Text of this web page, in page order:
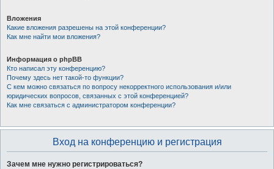
Вложения
Какие вложения разрешены на этой конференции?
Как мне найти мои вложения?
Информация о phpBB
Кто написал эту конференцию?
Почему здесь нет такой-то функции?
С кем можно связаться по вопросу некорректного использования и/или
юридических вопросов, связанных с этой конференцией?
Как мне связаться с администратором конференции?
Вход на конференцию и регистрация
Зачем мне нужно регистрироваться?